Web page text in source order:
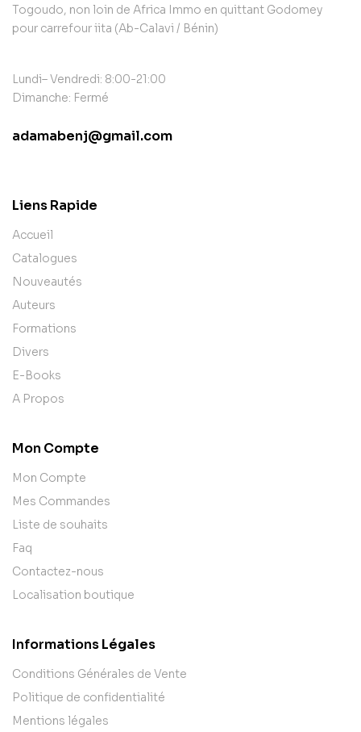
Togoudo, non loin de Africa Immo en quittant Godomey
pour carrefour iita (Ab-Calavi / Bénin)
Lundi– Vendredi: 8:00-21:00
Dimanche: Fermé
adamabenj@gmail.com
Liens Rapide
Accueil
Catalogues
Nouveautés
Auteurs
Formations
Divers
E-Books
A Propos
Mon Compte
Mon Compte
Mes Commandes
Liste de souhaits
Faq
Contactez-nous
Localisation boutique
Informations Légales
Conditions Générales de Vente
Politique de confidentialité
Mentions légales